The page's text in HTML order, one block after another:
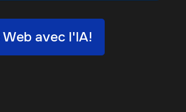
Web avec l'IA!